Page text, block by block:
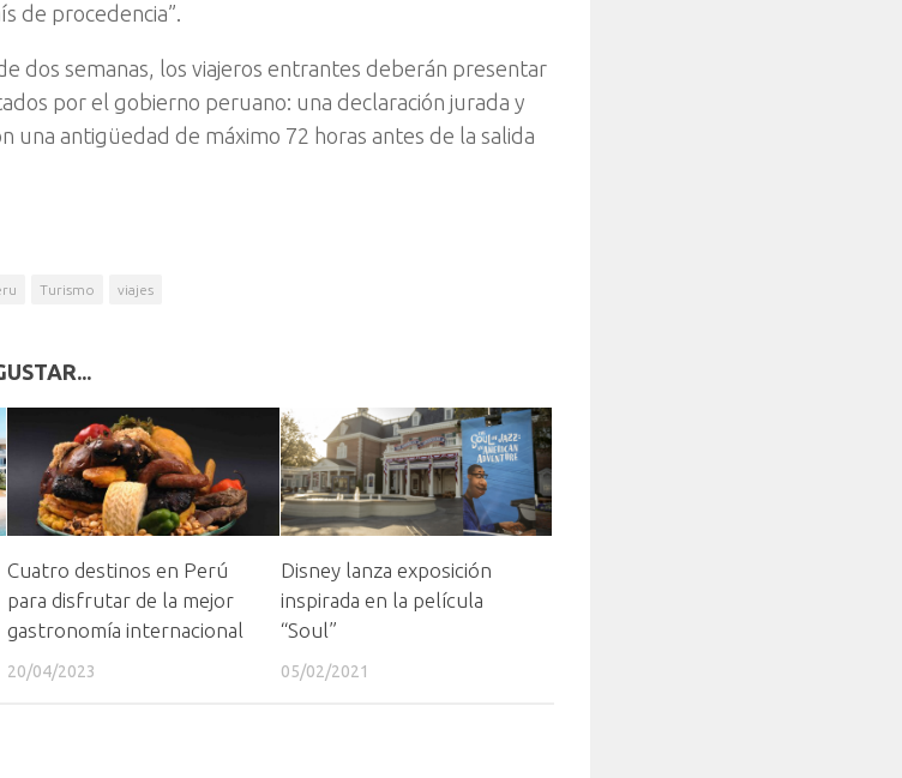
de procedencia”.
dos semanas, los viajeros entrantes deberán presentar
por el gobierno peruano: una declaración jurada y
una antigüedad de máximo 72 horas antes de la salida
Turismo viajes
Cuatro destinos en Perú
para disfrutar de la mejor
gastronomía internacional
20/04/2023
Disney lanza exposición
inspirada en la película
“Soul”
05/02/2021